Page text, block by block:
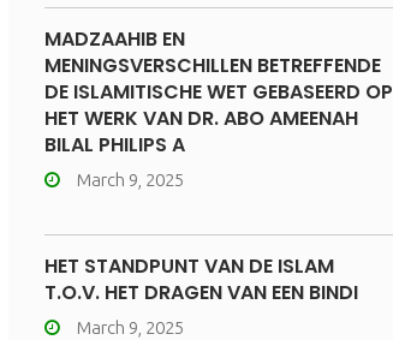
MADZAAHIB EN
MENINGSVERSCHILLEN BETREFFENDE
DE ISLAMITISCHE WET GEBASEERD OP
HET WERK VAN DR. ABO AMEENAH
BILAL PHILIPS A
March 9, 2025
HET STANDPUNT VAN DE ISLAM
T.O.V. HET DRAGEN VAN EEN BINDI
March 9, 2025